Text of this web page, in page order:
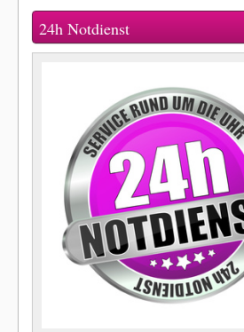
24h Notdienst